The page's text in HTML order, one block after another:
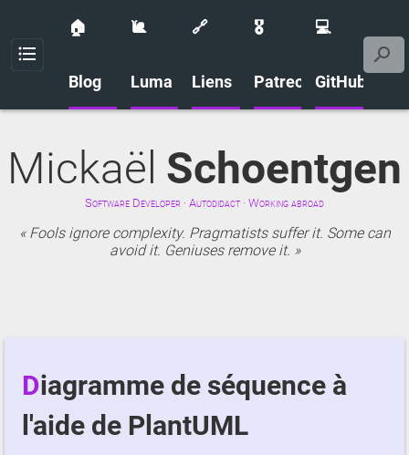
Menu
🏠
Blog
🐌
Luma
🔗
Liens
🎖️
Patreon
💻
GitHub
Mickaël Schoentgen
Software Developer · Autodidact · Working abroad
Fools ignore complexity. Pragmatists suffer it. Some can
avoid it. Geniuses remove it.
Diagramme de séquence à
l'aide de PlantUML